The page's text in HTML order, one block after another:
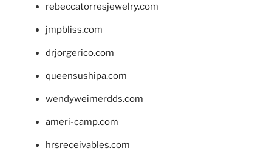
rebeccatorresjewelry.com
jmpbliss.com
drjorgerico.com
queensushipa.com
wendyweimerdds.com
ameri-camp.com
hrsreceivables.com